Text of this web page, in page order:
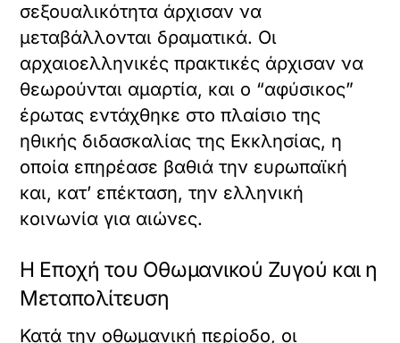
σεξουαλικότητα άρχισαν να
μεταβάλλονται δραματικά. Οι
αρχαιοελληνικές πρακτικές άρχισαν να
θεωρούνται αμαρτία, και ο “αφύσικος”
έρωτας εντάχθηκε στο πλαίσιο της
ηθικής διδασκαλίας της Εκκλησίας, η
οποία επηρέασε βαθιά την ευρωπαϊκή
και, κατ’ επέκταση, την ελληνική
κοινωνία για αιώνες.
Η Εποχή του Οθωμανικού Ζυγού και η
Μεταπολίτευση
Κατά την οθωμανική περίοδο, οι